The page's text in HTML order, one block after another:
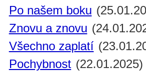
Po našem boku
Znovu a znovu
Všechno zaplatí
Pochybnost (22.01.2025)